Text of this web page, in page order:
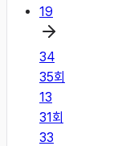
19
34
35회
13
31회
33